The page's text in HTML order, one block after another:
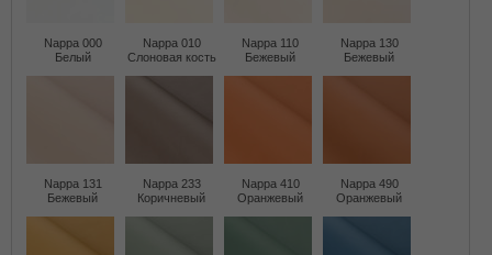
Nappa 000
Белый
Nappa 010
Слоновая кость
Nappa 110
Бежевый
Nappa 130
Бежевый
Nappa 131
Бежевый
Nappa 233
Коричневый
Nappa 410
Оранжевый
Nappa 490
Оранжевый